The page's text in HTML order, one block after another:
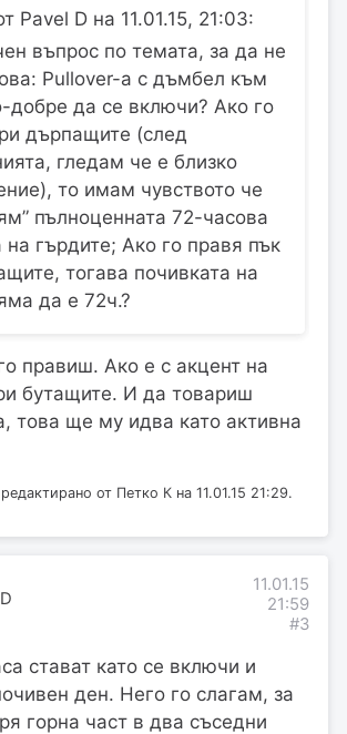
Pavel D на 11.01.15, 21:03:
въпрос по темата, за да не
Pullover-a с дъмбел към
добре да се включи? Ако го
дърпащите (след
гледам че е близко
то имам чувството че
пълноценната 72-часова
на гърдите; Ако го правя пък
тогава почивката на
да е 72ч.?
правиш. Ако е с акцент на
бутащите. И да товариш
това ще му идва като активна
от Петко К на 11.01.15 21:29.
11.01.15
21:59
#3
стават като се включи и
ден. Него го слагам, за
горна част в два съседни